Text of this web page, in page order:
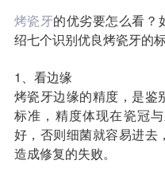
医师介绍doctor
医疗新闻medical
牙科案例dental case
种植牙dental implant
箍牙orthodontics
WhatsApp预约
烤瓷牙的优劣要怎么看？
绍七个识别优良烤瓷牙的标
1、看边缘
烤瓷牙边缘的精度，是鉴
标准，精度体现在瓷冠
好，否则细菌就容易进去
造成修复的失败。